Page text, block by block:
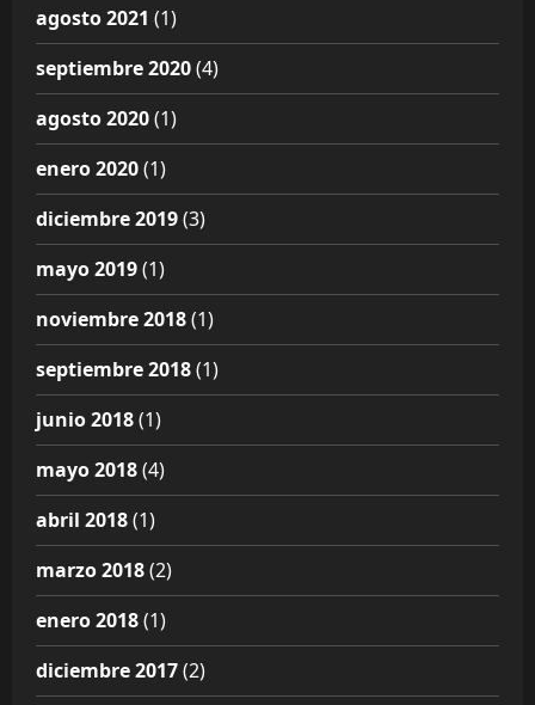
agosto 2021 (1)
septiembre 2020(4)
agosto 2020(1)
enero 2020(1)
diciembre 2019(3)
mayo 2019(1)
noviembre 2018(1)
septiembre 2018(1)
junio 2018(1)
mayo 2018(4)
abril 2018(1)
marzo 2018(2)
enero 2018(1)
diciembre 2017(2)